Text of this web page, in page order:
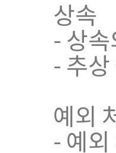
상속
- 상속
- 추
예외
- 예